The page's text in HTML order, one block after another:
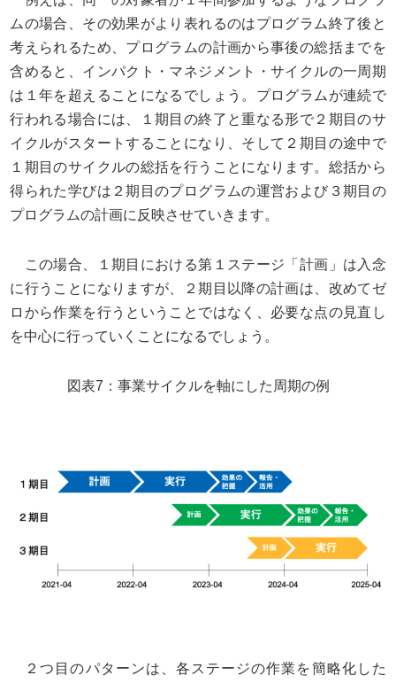
ムの場合、その効果がより表れるのはプログラム終了後と
考えられるため、プログラムの計画から事後の総括までを
含めると、インパクト・マネジメント・サイクルの一周期
は１年を超えることになるでしょう。プログラムが連続で
行われる場合には、１期目の終了と重なる形で２期目のサ
イクルがスタートすることになり、そして２期目の途中で
１期目のサイクルの総括を行うことになります。総括から
得られた学びは２期目のプログラムの運営および３期目の
プログラムの計画に反映させていきます。
この場合、１期目における第１ステージ「計画」は入念
に行うことになりますが、２期目以降の計画は、改めてゼ
ロから作業を行うということではなく、必要な点の見直し
を中心に行っていくことになるでしょう。
図表7：事業サイクルを軸にした周期の例
２つ目のパターンは、各ステージの作業を簡略化した